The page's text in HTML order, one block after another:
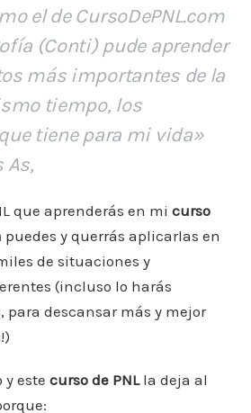
el de CursoDePNL.com
(Conti) pude aprender
más importantes de la
tiempo, los
tiene para mi vida»
As,
que aprenderás en mi curso
puedes y querrás aplicarlas en
de situaciones y
(incluso lo harás
para descansar más y mejor
y este curso de PNLla deja al